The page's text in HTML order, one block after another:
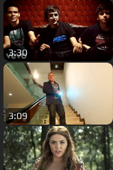
3:30
3:09